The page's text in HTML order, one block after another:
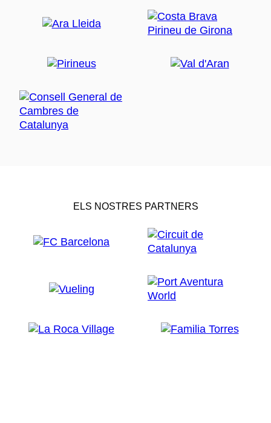
ELS NOSTRES PARTNERS